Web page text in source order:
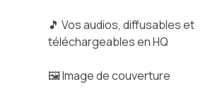
🎵 Vos audios, diffusables et
téléchargeables en HQ
🖼️ Image de couverture